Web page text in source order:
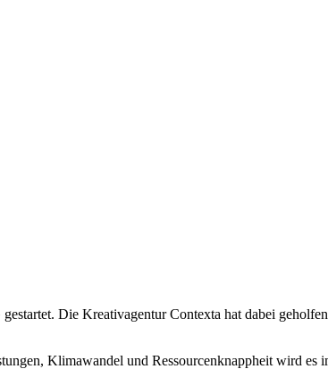
Die Kreativagentur Contexta hat dabei
Klimawandel und Ressourcenknappheit wird es